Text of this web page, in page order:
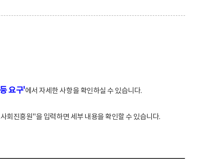
요구'에서 자세한 사항을 확인하실 수 있습니다.
진흥원"을 입력하면 세부 내용을 확인할 수 있습니다.